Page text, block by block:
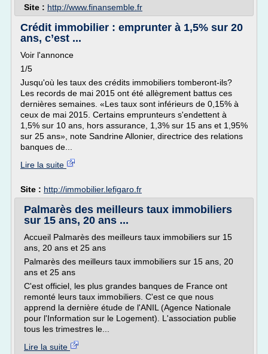
Site : http://www.finansemble.fr
Crédit immobilier : emprunter à 1,5% sur 20
ans, c’est ...
Voir l'annonce
1/5
Jusqu'où les taux des crédits immobiliers tomberont-ils?
Les records de mai 2015 ont été allègrement battus ces
dernières semaines. «Les taux sont inférieurs de 0,15% à
ceux de mai 2015. Certains emprunteurs s'endettent à
1,5% sur 10 ans, hors assurance, 1,3% sur 15 ans et 1,95%
sur 25 ans», note Sandrine Allonier, directrice des relations
banques de...
Lire la suite
Site : http://immobilier.lefigaro.fr
Palmarès des meilleurs taux immobiliers
sur 15 ans, 20 ans ...
Accueil Palmarès des meilleurs taux immobiliers sur 15
ans, 20 ans et 25 ans
Palmarès des meilleurs taux immobiliers sur 15 ans, 20
ans et 25 ans
C'est officiel, les plus grandes banques de France ont
remonté leurs taux immobiliers. C'est ce que nous
apprend la dernière étude de l'ANIL (Agence Nationale
pour l'Information sur le Logement). L'association publie
tous les trimestres le...
Lire la suite